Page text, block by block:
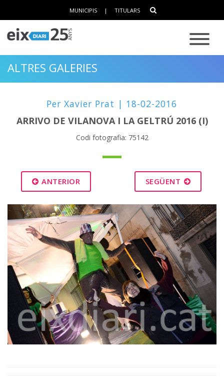
MUNICIPIS | TITULARS
ALTRES GALERIES
Per Xavier Prat | 18-02-2016
ARRIVO DE VILANOVA I LA GELTRÚ 2016 (I)
Codi fotografia: 75142
ANTERIOR SEGÜENT